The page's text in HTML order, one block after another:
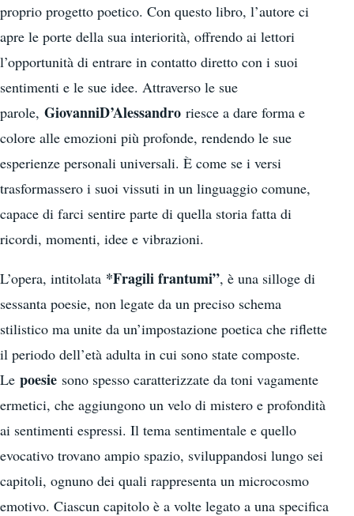
proprio progetto poetico. Con questo libro, l’autore ci
apre le porte della sua interiorità, offrendo ai lettori
l’opportunità di entrare in contatto diretto con i suoi
sentimenti e le sue idee. Attraverso le sue
parole, GiovanniD’Alessandro riesce a dare forma e
colore alle emozioni più profonde, rendendo le sue
esperienze personali universali. È come se i versi
trasformassero i suoi vissuti in un linguaggio comune,
capace di farci sentire parte di quella storia fatta di
ricordi, momenti, idee e vibrazioni.
L’opera, intitolata *Fragili frantumi”, è una silloge di
sessanta poesie, non legate da un preciso schema
stilistico ma unite da un’impostazione poetica che riflette
il periodo dell’età adulta in cui sono state composte.
Le poesie sono spesso caratterizzate da toni vagamente
ermetici, che aggiungono un velo di mistero e profondità
ai sentimenti espressi. Il tema sentimentale e quello
evocativo trovano ampio spazio, sviluppandosi lungo sei
capitoli, ognuno dei quali rappresenta un microcosmo
emotivo. Ciascun capitolo è a volte legato a una specifica